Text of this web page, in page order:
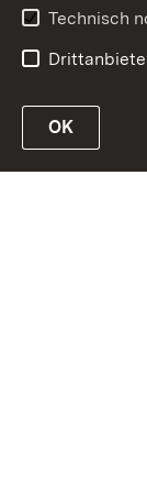
Technisch
OK